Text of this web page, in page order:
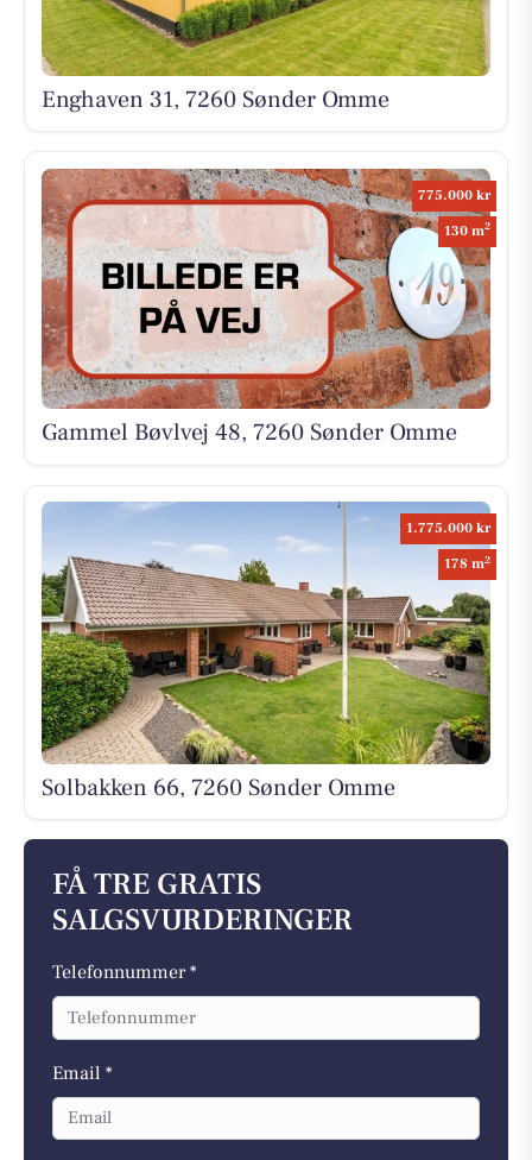
Enghaven 31, 7260 Sønder Omme
775.000 kr
130 m2
Gammel Bøvlvej 48, 7260 Sønder Omme
1.775.000 kr
178 m2
Solbakken 66, 7260 Sønder Omme
FÅ TRE GRATIS
SALGSVURDERINGER
Telefonnummer *
Email *